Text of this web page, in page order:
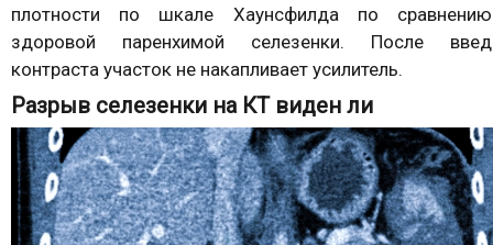
плотности по шкале Хаунсфилда по
здоровой паренхимой селезенки. После
контраста участок не накапливает усилитель.
Разрыв селезенки на КТ виден ли